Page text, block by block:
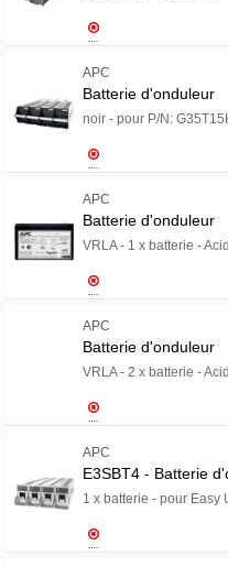
APC
Batterie d'onduleur
APC
Batterie d'onduleur
VRLA - 1 x batterie -
APC
Batterie d'onduleur
VRLA - 2 x batterie -
APC
E3SBT4 - Batterie